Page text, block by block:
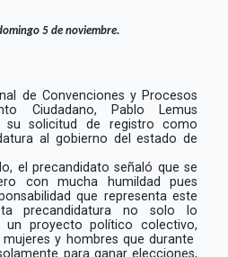
5 de noviembre.
de Convenciones y Procesos
Ciudadano, Pablo Lemus
su solicitud de registro como
al gobierno del estado de
el precandidato señaló que se
con mucha humildad pues
que representa este
precandidatura no solo lo
proyecto político colectivo,
y hombres que durante
para ganar elecciones,